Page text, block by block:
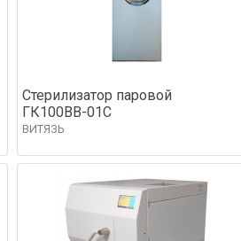
Стерилизатор паровой
ГК100ВВ-01С
ВИТЯЗЬ